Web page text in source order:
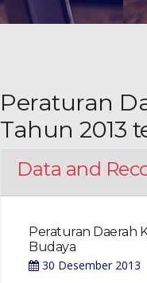
Peraturan
Tahun 2013
Data and
Peraturan Daerah
Budaya
30 Desember 2013